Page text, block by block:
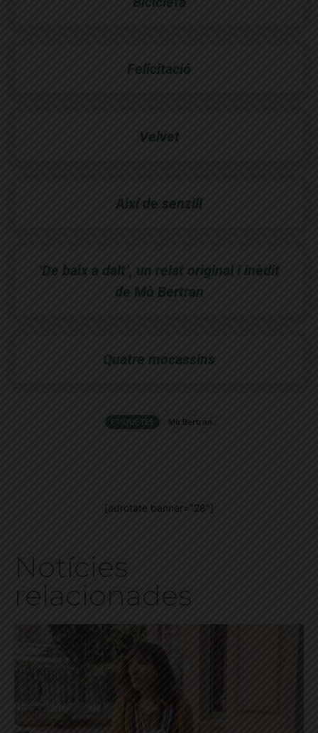
Felicitació
Velvet
Així de senzill
‘De baix a dalt’, un relat original i inèdit
de Mò Bertran
Quatre mocassins
ETIQUETES Mò Bertran
[adrotate banner="28"]
Notícies
relacionades